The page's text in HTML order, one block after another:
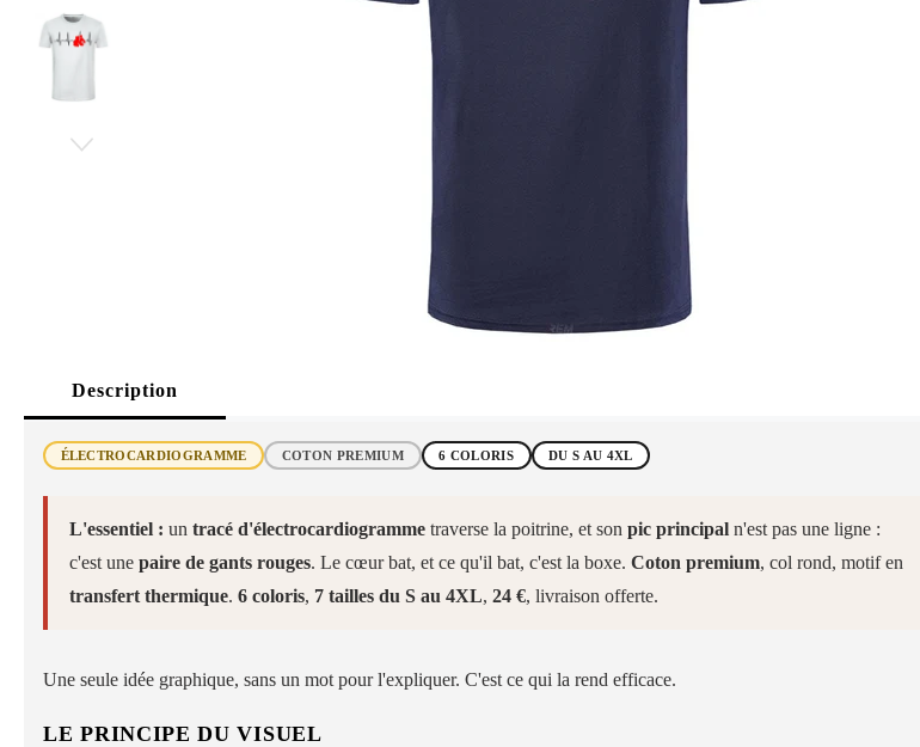
Description
ÉLECTROCARDIOGRAMME COTON PREMIUM 6 COLORIS DU S AU 4XL
L'essentiel : un tracé d'électrocardiogrammetraverse la poitrine, et son pic principaln'est pas une ligne :
c'est une paire de gants rouges. Le cœur bat, et ce qu'il bat, c'est la boxe. Coton premium, col rond, motif en
transfert thermique. 6 coloris, 7 tailles du S au 4XL, 24 €, livraison offerte.
Une seule idée graphique, sans un mot pour l'expliquer. C'est ce qui la rend efficace.
LE PRINCIPE DU VISUEL